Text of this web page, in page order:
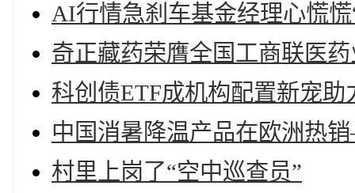
AI行情急刹车基金经理心慌
奇正藏药荣膺全国工商联医
科创债ETF成机构配置新宠
中国消暑降温产品在欧洲热
村里上岗了“空中巡查员”